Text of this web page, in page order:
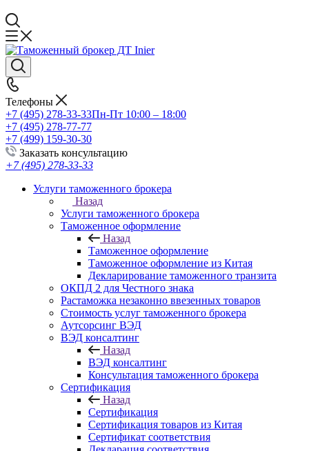
Телефоны
+7 (495) 278-33-33Пн-Пт 10:00 – 18:00
+7 (495) 278-77-77
+7 (499) 159-30-30
Заказать консультацию
+7 (495) 278-33-33
Услуги таможенного брокера
Назад
Услуги таможенного брокера
Таможенное оформление
Назад
Таможенное оформление
Таможенное оформление из Китая
Декларирование таможенного транзита
ОКПД 2 для Честного знака
Растаможка незаконно ввезенных товаров
Стоимость услуг таможенного брокера
Аутсорсинг ВЭД
ВЭД консалтинг
Назад
ВЭД консалтинг
Консультация таможенного брокера
Сертификация
Назад
Сертификация
Сертификация товаров из Китая
Сертификат соответствия